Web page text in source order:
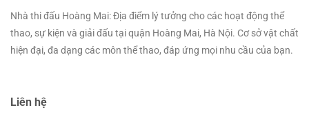
Nhà thi đấu Hoàng Mai: Địa điểm lý tưởng cho các hoạt động thể
thao, sự kiện và giải đấu tại quận Hoàng Mai, Hà Nội. Cơ sở vật chất
hiện đại, đa dạng các môn thể thao, đáp ứng mọi nhu cầu của bạn.
Liên hệ